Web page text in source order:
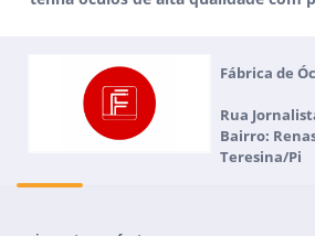
Fábrica de
Rua
Bairro:
Teresina/Pi